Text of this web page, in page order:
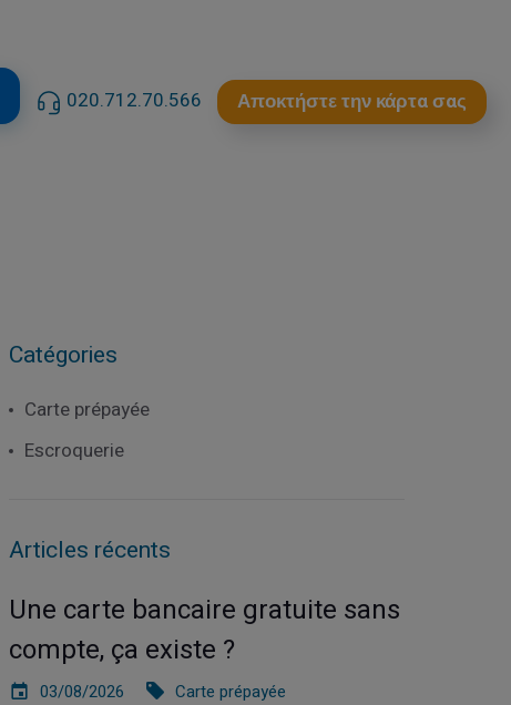
020.712.70.566 Αποκτήστε την κάρτα σας
Catégories
Carte prépayée
Escroquerie
Articles récents
Une carte bancaire gratuite sans
compte, ça existe ?
03/08/2026 Carte prépayée